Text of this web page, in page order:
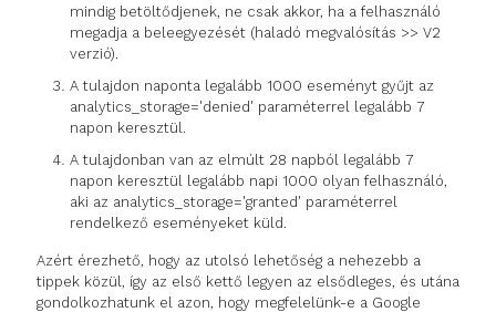
mindig betöltődjenek, ne csak akkor, ha a felhasználó
megadja a beleegyezését (haladó megvalósítás >> V2
verzió).
A tulajdon naponta legalább 1000 eseményt gyűjt az
analytics_storage='denied' paraméterrel legalább 7
napon keresztül.
A tulajdonban van az elmúlt 28 napból legalább 7
napon keresztül legalább napi 1000 olyan felhasználó,
aki az analytics_storage='granted' paraméterrel
rendelkező eseményeket küld.
Azért érezhető, hogy az utolsó lehetőség a nehezebb a
tippek közül, így az első kettő legyen az elsődleges, és utána
gondolkozhatunk el azon, hogy megfelelünk-e a Google